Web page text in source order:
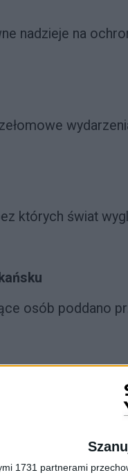
1731 partnerami
nadzieje na
których świat
osób poddano
zabijający we
II wojny